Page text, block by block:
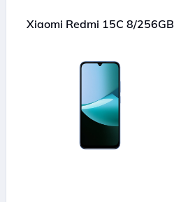
Xiaomi Redmi 15C 8/256GB